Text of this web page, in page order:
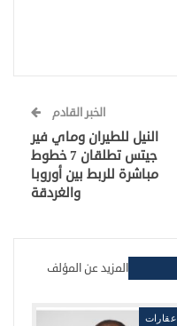
الخبر القادم
النيل للطيران وماي فير
جيتس تطلقان 7 خطوط
مباشرة للربط بين أوروبا
والغردقة
المزيد عن المؤلف
عقارات